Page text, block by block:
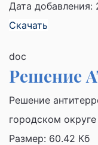
Дата добавления:
Скачать
doc
Решение
Решение
городском
Размер: 60.42 Кб